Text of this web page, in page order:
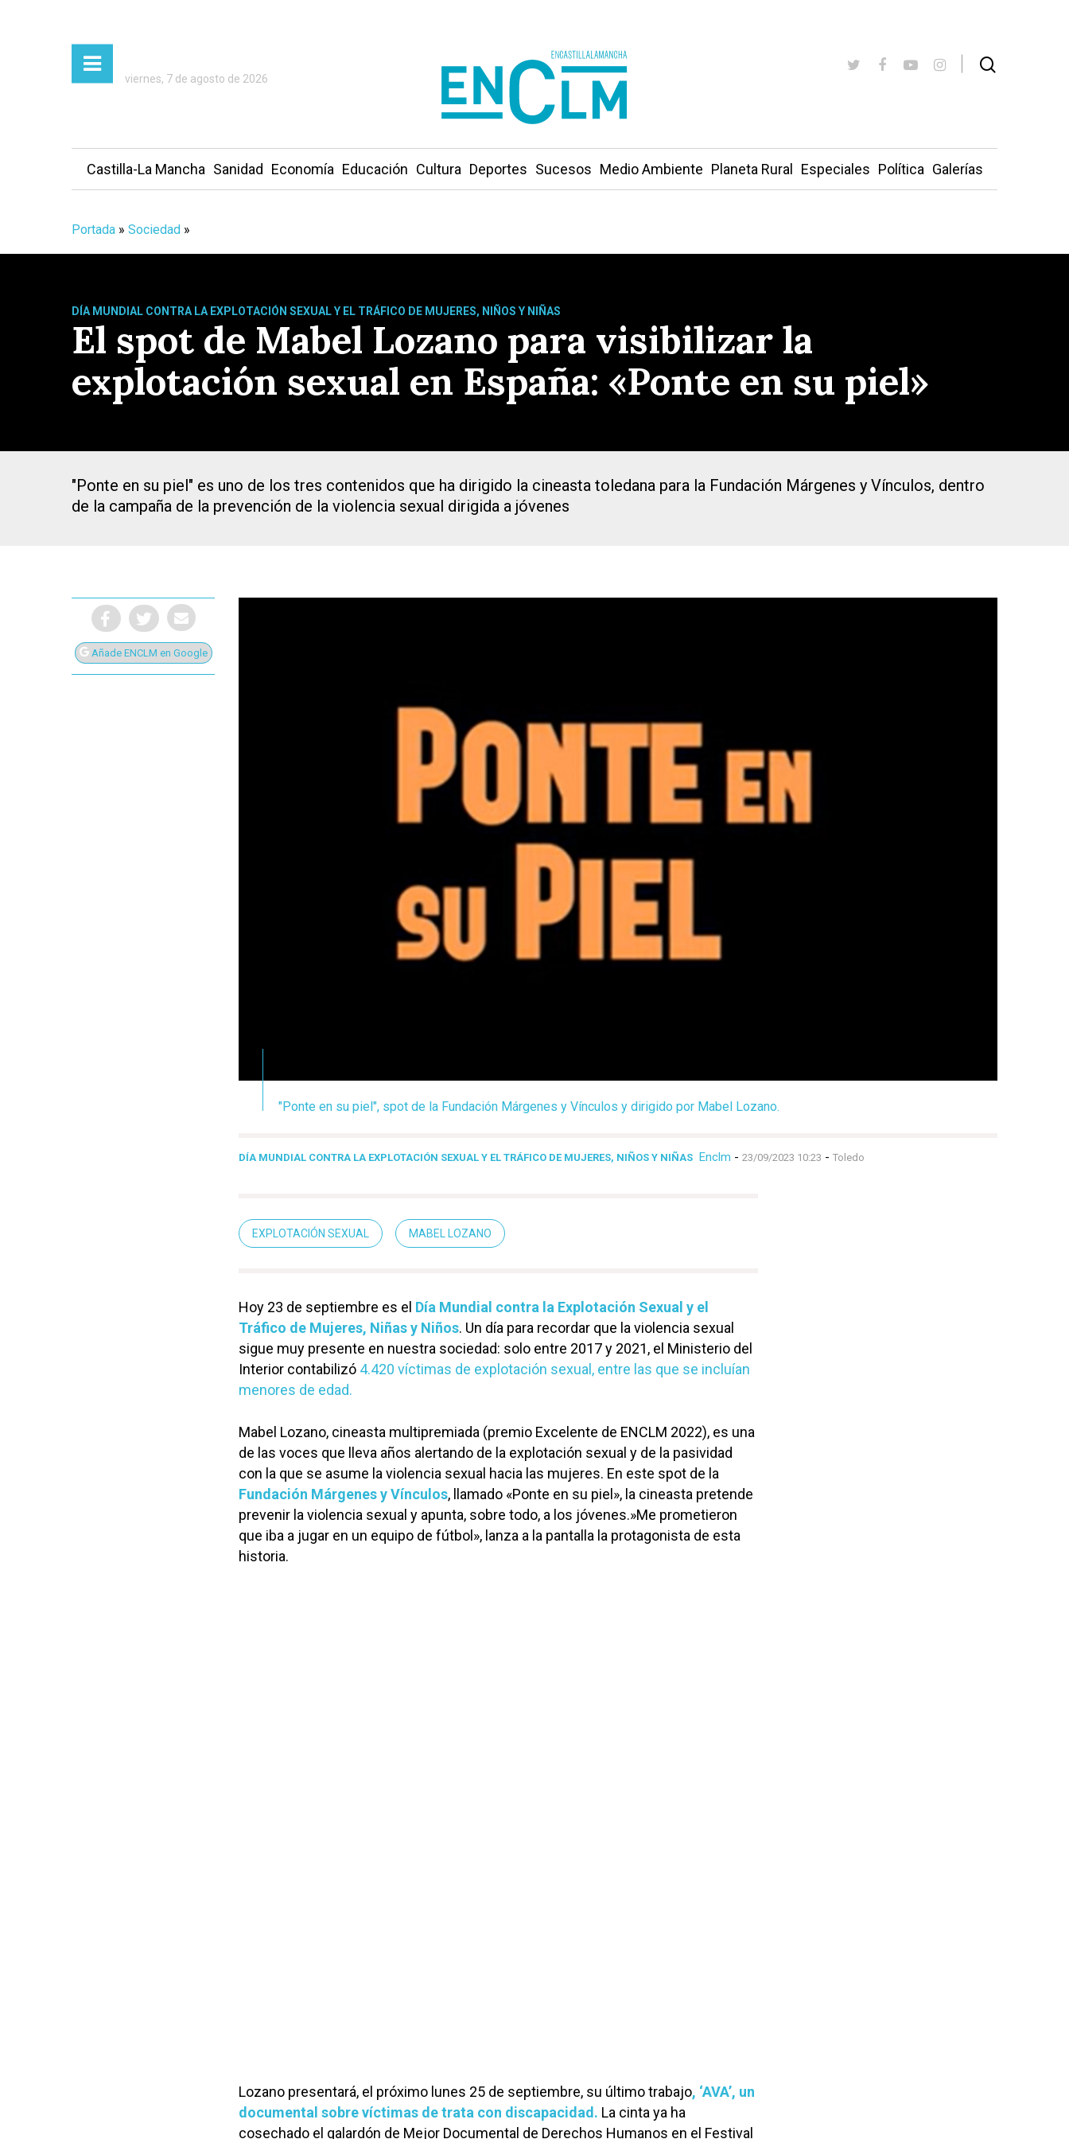
Presiona Intro para buscar o ESC para cerrar
viernes, 7 de agosto de 2026
Castilla-La Mancha Sanidad Economía Educación Cultura Deportes Sucesos Medio Ambiente Planeta Rural Especiales Política Galerías
Portada » Sociedad »
DÍA MUNDIAL CONTRA LA EXPLOTACIÓN SEXUAL Y EL TRÁFICO DE MUJERES, NIÑOS Y NIÑAS
El spot de Mabel Lozano para visibilizar la
explotación sexual en España: «Ponte en su piel»
"Ponte en su piel" es uno de los tres contenidos que ha dirigido la cineasta toledana para la Fundación Márgenes y Vínculos, dentro
de la campaña de la prevención de la violencia sexual dirigida a jóvenes
Añade ENCLM en Google
"Ponte en su piel", spot de la Fundación Márgenes y Vínculos y dirigido por Mabel Lozano.
DÍA MUNDIAL CONTRA LA EXPLOTACIÓN SEXUAL Y EL TRÁFICO DE MUJERES, NIÑOS Y NIÑAS Enclm - 23/09/2023 10:23 - Toledo
EXPLOTACIÓN SEXUAL MABEL LOZANO
Hoy 23 de septiembre es el Día Mundial contra la Explotación Sexual y el
Tráfico de Mujeres, Niñas y Niños. Un día para recordar que la violencia sexual
sigue muy presente en nuestra sociedad: solo entre 2017 y 2021, el Ministerio del
Interior contabilizó 4.420 víctimas de explotación sexual, entre las que se incluían
menores de edad.
Mabel Lozano, cineasta multipremiada (premio Excelente de ENCLM 2022), es una
de las voces que lleva años alertando de la explotación sexual y de la pasividad
con la que se asume la violencia sexual hacia las mujeres. En este spot de la
Fundación Márgenes y Vínculos, llamado «Ponte en su piel», la cineasta pretende
prevenir la violencia sexual y apunta, sobre todo, a los jóvenes.»Me prometieron
que iba a jugar en un equipo de fútbol», lanza a la pantalla la protagonista de esta
historia.
Lozano presentará, el próximo lunes 25 de septiembre, su último trabajo, ‘AVA’, un
documental sobre víctimas de trata con discapacidad. La cinta ya ha
cosechado el galardón de Mejor Documental de Derechos Humanos en el Festival